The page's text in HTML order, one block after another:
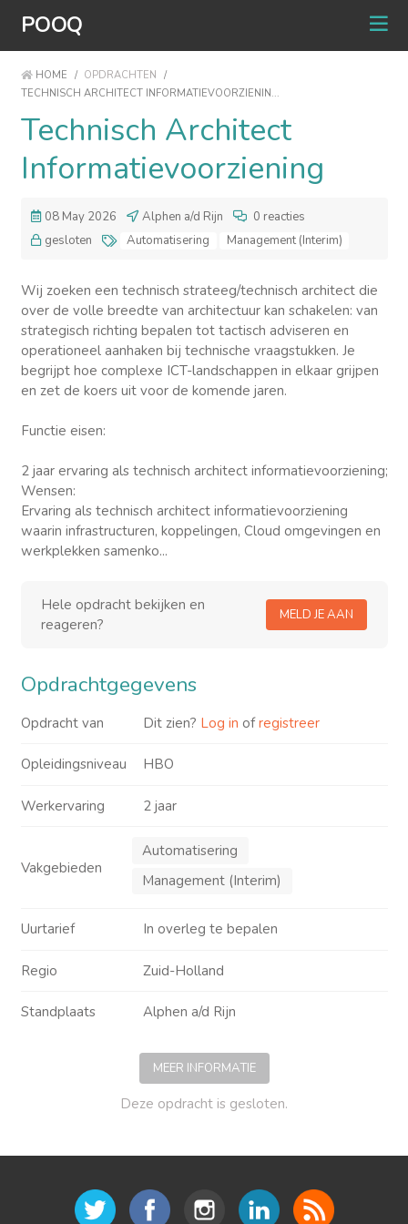
POOQ
HOME / OPDRACHTEN /
TECHNISCH ARCHITECT INFORMATIEVOORZIENIN...
Technisch Architect
Informatievoorziening
08 May 2026 Alphen a/d Rijn
0 reacties
gesloten
Automatisering Management (Interim)
Wij zoeken een technisch strateeg/technisch architect die
over de volle breedte van architectuur kan schakelen: van
strategisch richting bepalen tot tactisch adviseren en
operationeel aanhaken bij technische vraagstukken. Je
begrijpt hoe complexe ICT-landschappen in elkaar grijpen
en zet de koers uit voor de komende jaren.
Functie eisen:
2 jaar ervaring als technisch architect informatievoorziening;
Wensen:
Ervaring als technisch architect informatievoorziening
waarin infrastructuren, koppelingen, Cloud omgevingen en
werkplekken samenko...
Hele opdracht bekijken en
reageren?
MELD JE AAN
Opdrachtgegevens
Opdracht van Dit zien? Log in ofregistreer
Opleidingsniveau HBO
Werkervaring 2 jaar
Vakgebieden
Automatisering
Management (Interim)
Uurtarief In overleg te bepalen
Regio Zuid-Holland
Standplaats Alphen a/d Rijn
MEER INFORMATIE
Deze opdracht is gesloten.